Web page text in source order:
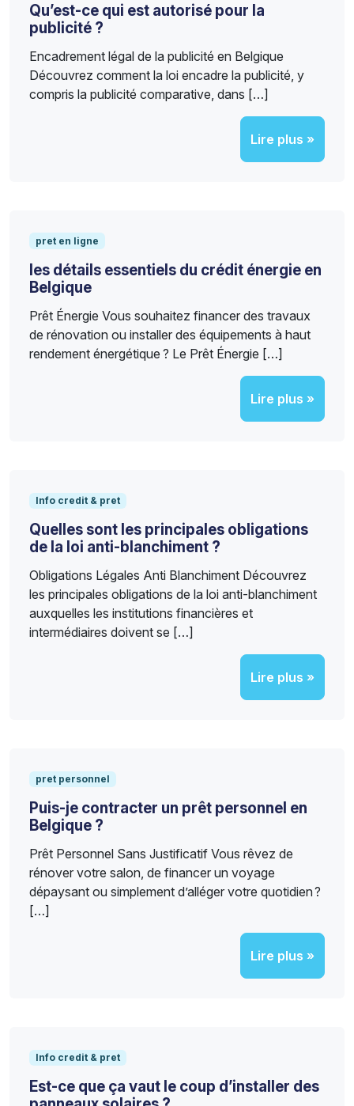
Qu’est-ce qui est autorisé pour la
publicité ?
Encadrement légal de la publicité en Belgique
Découvrez comment la loi encadre la publicité, y
compris la publicité comparative, dans […]
Lire plus »
pret en ligne
les détails essentiels du crédit énergie en
Belgique
Prêt Énergie Vous souhaitez financer des travaux
de rénovation ou installer des équipements à haut
rendement énergétique ? Le Prêt Énergie […]
Lire plus »
Info credit & pret
Quelles sont les principales obligations
de la loi anti-blanchiment ?
Obligations Légales Anti Blanchiment Découvrez
les principales obligations de la loi anti-blanchiment
auxquelles les institutions financières et
intermédiaires doivent se […]
Lire plus »
pret personnel
Puis-je contracter un prêt personnel en
Belgique ?
Prêt Personnel Sans Justificatif Vous rêvez de
rénover votre salon, de financer un voyage
dépaysant ou simplement d’alléger votre quotidien ?
[…]
Lire plus »
Info credit & pret
Est-ce que ça vaut le coup d’installer des